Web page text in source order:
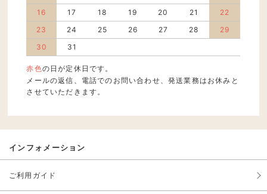
16
17 18 19 20 21
22
23
24 25 26 27 28
29
30
31
赤色の日が定休日です。
メールの返信、電話でのお問い合わせ、発送業務はお休みと
させていただきます。
インフォメーション
ご利用ガイド